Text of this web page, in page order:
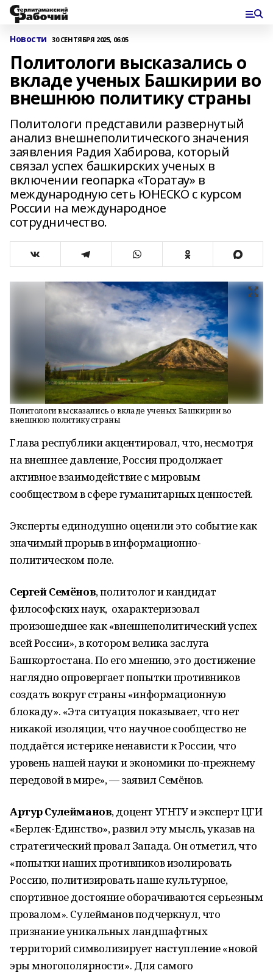
Новости 30 СЕНТЯБРЯ 2025, 06:05
Политологи высказались о
вкладе ученых Башкирии во
внешнюю политику страны
Политологи представили развернутый
анализ внешнеполитического значения
заявления Радия Хабирова, который
связал успех башкирских ученых в
включении геопарка «Торатау» в
международную сеть ЮНЕСКО с курсом
России на международное
сотрудничество.
Политологи высказались о вкладе ученых Башкирии во
внешнюю политику страны
Глава республики акцентировал, что, несмотря
на внешнее давление, Россия продолжает
активное взаимодействие с мировым
сообществом в сфере гуманитарных ценностей.
Эксперты единодушно оценили это событие как
значимый прорыв в информационно-
политическом поле.
Сергей Семёнов, политолог и кандидат
философских наук, охарактеризовал
произошедшее как «внешнеполитический успех
всей России», в котором велика заслуга
Башкортостана. По его мнению, это достижение
наглядно опровергает попытки противников
создать вокруг страны «информационную
блокаду». «Эта ситуация показывает, что нет
никакой изоляции, что научное сообщество не
поддаётся истерике ненависти к России, что
уровень нашей науки и экономики по-прежнему
передовой в мире», — заявил Семёнов.
Артур Сулейманов, доцент УГНТУ и эксперт ЦГИ
«Берлек-Единство», развил эту мысль, указав на
стратегический провал Запада. Он отметил, что
«попытки наших противников изолировать
Россию, политизировать наше культурное,
спортивное достояние оборачиваются серьезным
провалом». Сулейманов подчеркнул, что
признание уникальных ландшафтных
территорий символизирует наступление «новой
эры многополярности». Для самого